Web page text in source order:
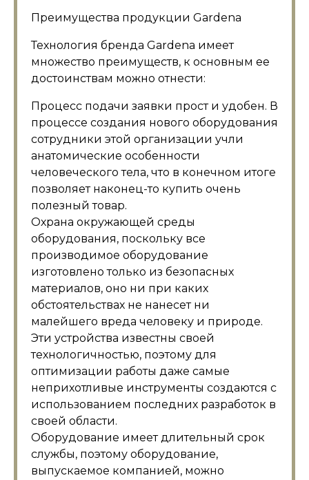
Преимущества продукции Gardena
Технология бренда Gardena имеет
множество преимуществ, к основным ее
достоинствам можно отнести:
Процесс подачи заявки прост и удобен. В
процессе создания нового оборудования
сотрудники этой организации учли
анатомические особенности
человеческого тела, что в конечном итоге
позволяет наконец-то купить очень
полезный товар.
Охрана окружающей среды
оборудования, поскольку все
производимое оборудование
изготовлено только из безопасных
материалов, оно ни при каких
обстоятельствах не нанесет ни
малейшего вреда человеку и природе.
Эти устройства известны своей
технологичностью, поэтому для
оптимизации работы даже самые
неприхотливые инструменты создаются с
использованием последних разработок в
своей области.
Оборудование имеет длительный срок
службы, поэтому оборудование,
выпускаемое компанией, можно